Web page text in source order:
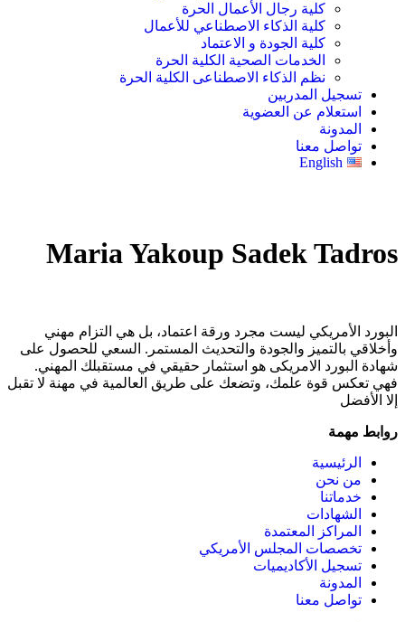
كلية رجال الأعمال الحرة
كلية الذكاء الاصطناعي للأعمال
كلية الجودة و الاعتماد
الخدمات الصحية الكلية الحرة
نظم الذكاء الاصطناعى الكلية الحرة
تسجيل المدربين
استعلام عن العضوية
المدونة
تواصل معنا
English
Maria Yakoup Sadek Tadros
البورد الأمريكي ليست مجرد ورقة اعتماد، بل هي التزام مهني
وأخلاقي بالتميز والجودة والتحديث المستمر. السعي للحصول على
شهادة البورد الامريكى هو استثمار حقيقي في مستقبلك المهني.
فهي تعكس قوة علمك، وتضعك على طريق العالمية في مهنة لا تقبل
إلا الأفضل
روابط مهمة
الرئيسية
من نحن
خدماتنا
الشهادات
المراكز المعتمدة
تخصصات المجلس الأمريكي
تسجيل الأكاديميات
المدونة
تواصل معنا